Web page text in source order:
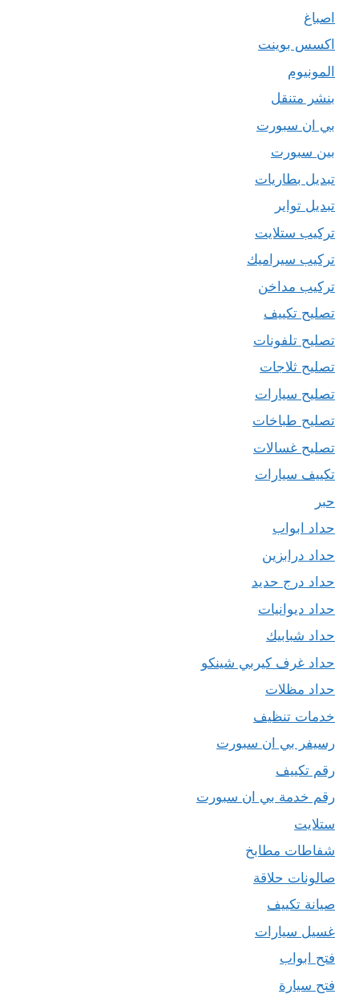
اصباغ
اكسس بوينت
المونيوم
بنشر متنقل
بي ان سبورت
بين سبورت
تبديل بطاريات
تبديل تواير
تركيب ستلايت
تركيب سيراميك
تركيب مداخن
تصليح تكييف
تصليح تلفونات
تصليح ثلاجات
تصليح سيارات
تصليح طباخات
تصليح غسالات
تكييف سيارات
حبر
حداد ابواب
حداد درابزين
حداد درج حديد
حداد ديوانيات
حداد شبابيك
حداد غرف كيربي شينكو
حداد مظلات
خدمات تنظيف
رسيفر بي ان سبورت
رقم تكييف
رقم خدمة بي ان سبورت
ستلايت
شفاطات مطابخ
صالونات حلاقة
صيانة تكييف
غسيل سيارات
فتح ابواب
فتح سيارة